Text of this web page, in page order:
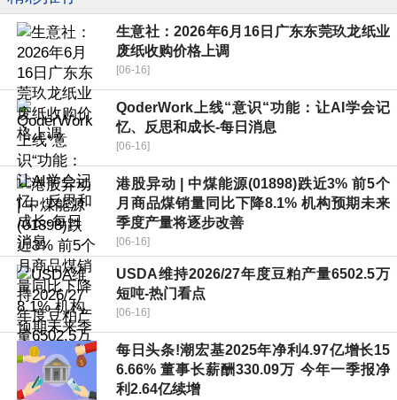
生意社：2026年6月16日广东东莞玖龙纸业
废纸收购价格上调
[06-16]
QoderWork上线“意识“功能：让AI学会记
忆、反思和成长-每日消息
[06-16]
港股异动 | 中煤能源(01898)跌近3% 前5个
月商品煤销量同比下降8.1% 机构预期未来
季度产量将逐步改善
[06-16]
USDA维持2026/27年度豆粕产量6502.5万
短吨-热门看点
[06-16]
每日头条!潮宏基2025年净利4.97亿增长15
6.66% 董事长薪酬330.09万 今年一季报净
利2.64亿续增